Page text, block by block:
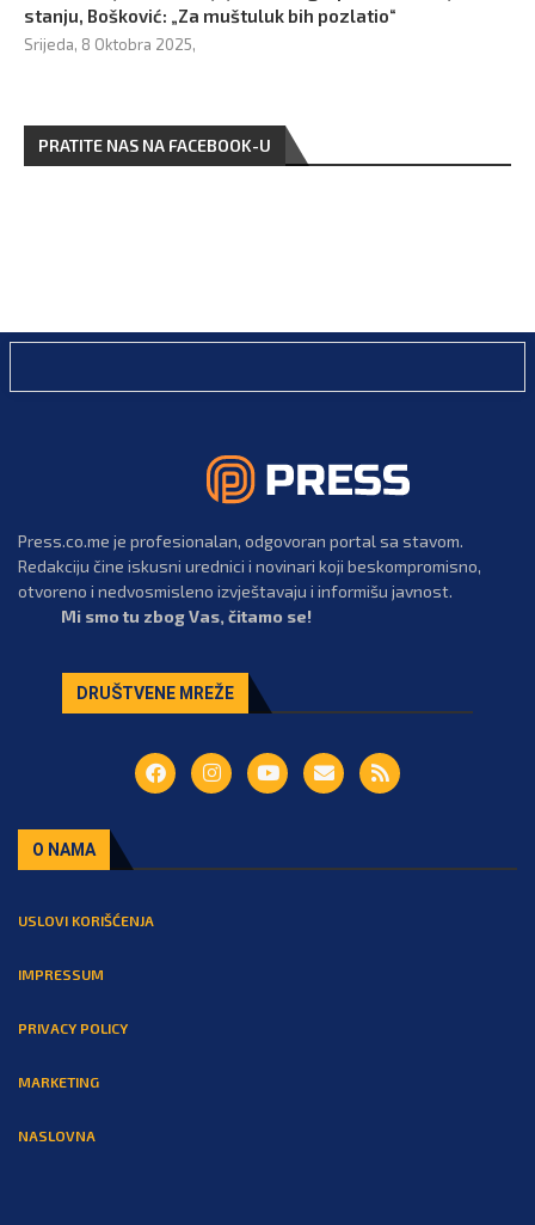
stanju, Bošković: „Za muštuluk bih pozlatio“
Srijeda, 8 Oktobra 2025,
PRATITE NAS NA FACEBOOK-U
Press.co.me je profesionalan, odgovoran portal sa stavom.
Redakciju čine iskusni urednici i novinari koji beskompromisno,
otvoreno i nedvosmisleno izvještavaju i informišu javnost.
Mi smo tu zbog Vas, čitamo se!
DRUŠTVENE MREŽE
O NAMA
USLOVI KORIŠĆENJA
IMPRESSUM
PRIVACY POLICY
MARKETING
NASLOVNA